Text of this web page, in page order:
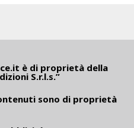
è di proprietà della
S.r.l.s.”
sono di proprietà